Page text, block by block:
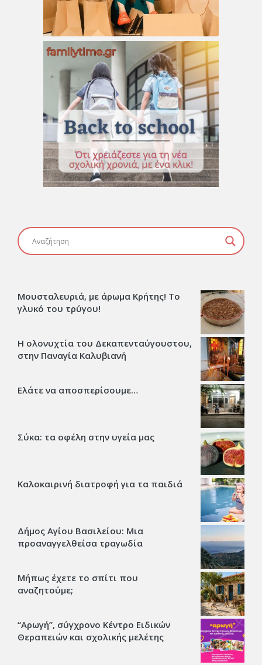
Μουσταλευριά, με άρωμα Κρήτης! Το
γλυκό του τρύγου!
Η ολονυχτία του Δεκαπενταύγουστου,
στην Παναγία Καλυβιανή
Ελάτε να αποσπερίσουμε…
Σύκα: τα οφέλη στην υγεία μας
Καλοκαιρινή διατροφή για τα παιδιά
Δήμος Αγίου Βασιλείου: Μια
προαναγγελθείσα τραγωδία
Μήπως έχετε το σπίτι που
αναζητούμε;
“Αρωγή”, σύγχρονο Κέντρο Ειδικών
Θεραπειών και σχολικής μελέτης